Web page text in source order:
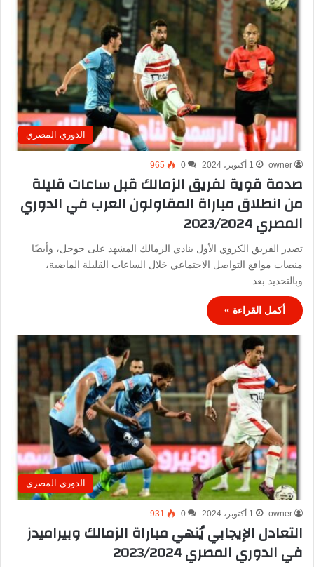
الدوري المصري
owner 1 أكتوبر، 2024 0
965
صدمة قوية لفريق الزمالك قبل ساعات قليلة
من انطلاق مباراة المقاولون العرب في الدوري
المصري 2023/2024
تصدر الفريق الكروي الأول بنادي الزمالك المشهد على جوجل، وأيضًا
منصات مواقع التواصل الاجتماعي خلال الساعات القليلة الماضية،
وبالتحديد بعد…
أكمل القراءة »
الدوري المصري
owner 1 أكتوبر، 2024 0
931
التعادل الإيجابي يُنهي مباراة الزمالك وبيراميدز
في الدوري المصري 2023/2024